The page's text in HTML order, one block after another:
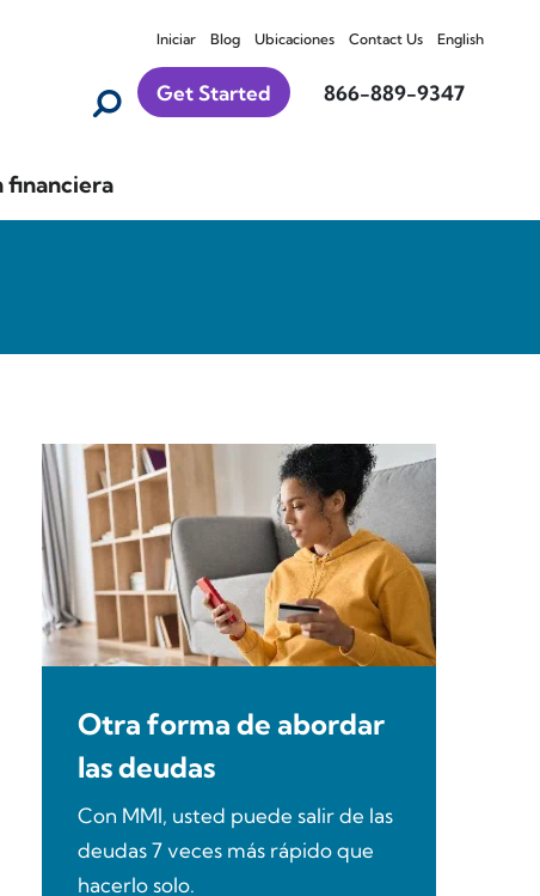
Iniciar Blog Ubicaciones Contact Us English
Get Started 866-889-9347
financiera
Otra forma de abordar
las deudas
Con MMI, usted puede salir de las
deudas 7 veces más rápido que
hacerlo solo.